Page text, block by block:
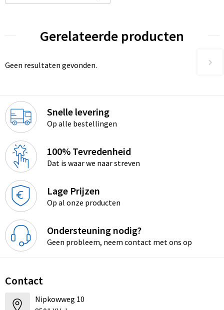
Gerelateerde producten
Geen resultaten gevonden.
Snelle levering
Op alle bestellingen
100% Tevredenheid
Dat is waar we naar streven
Lage Prijzen
Op al onze producten
Ondersteuning nodig?
Geen probleem, neem contact met ons op
Contact
Nipkowweg 10